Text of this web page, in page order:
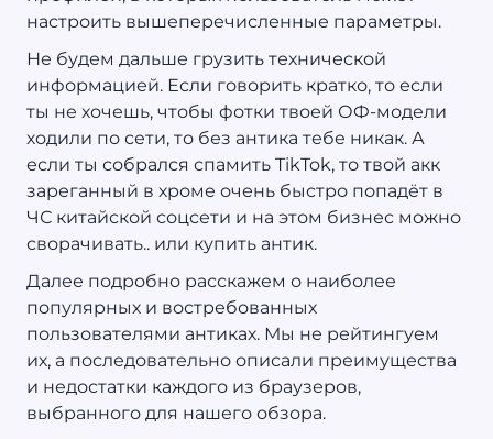
настроить вышеперечисленные параметры.
Не будем дальше грузить технической
информацией. Если говорить кратко, то если
ты не хочешь, чтобы фотки твоей ОФ-модели
ходили по сети, то без антика тебе никак. А
если ты собрался спамить TikTok, то твой акк
зареганный в хроме очень быстро попадёт в
ЧС китайской соцсети и на этом бизнес можно
сворачивать.. или купить антик.
Далее подробно расскажем о наиболее
популярных и востребованных
пользователями антиках. Мы не рейтингуем
их, а последовательно описали преимущества
и недостатки каждого из браузеров,
выбранного для нашего обзора.